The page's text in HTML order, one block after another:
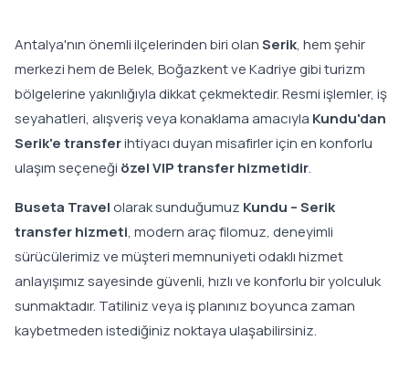
Antalya'nın önemli ilçelerinden biri olanSerik, hem şehir
merkezi hem de Belek, Boğazkent ve Kadriye gibi turizm
bölgelerine yakınlığıyla dikkat çekmektedir. Resmi işlemler, iş
seyahatleri, alışveriş veya konaklama amacıyla Kundu'dan
Serik'e transferihtiyacı duyan misafirler için en konforlu
ulaşım seçeneği özel VIP transfer hizmetidir.
Buseta Travelolarak sunduğumuz Kundu – Serik
transfer hizmeti, modern araç filomuz, deneyimli
sürücülerimiz ve müşteri memnuniyeti odaklı hizmet
anlayışımız sayesinde güvenli, hızlı ve konforlu bir yolculuk
sunmaktadır. Tatiliniz veya iş planınız boyunca zaman
kaybetmeden istediğiniz noktaya ulaşabilirsiniz.